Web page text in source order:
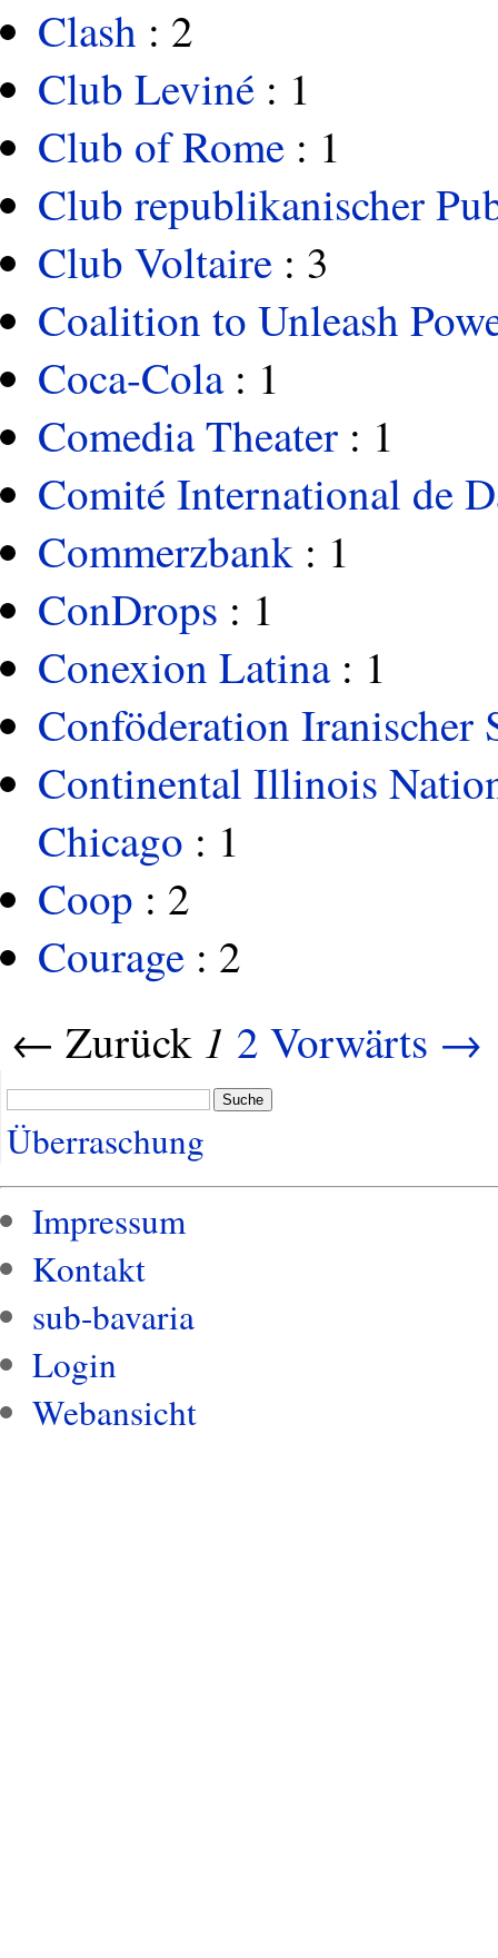
Clash : 2
Club Leviné : 1
Club of Rome : 1
Club republikanischer
Club Voltaire : 3
Coalition to Unleash
Coca-Cola: 1
Comedia Theater : 1
Comité International de
Commerzbank : 1
ConDrops : 1
Conexion Latina: 1
Conföderation Iranischer
Continental Illinois
Chicago : 1
Coop : 2
Courage : 2
← Zurück 1 2 Vorwärts →
Suche
Überraschung
Impressum
Kontakt
sub-bavaria
Login
Webansicht